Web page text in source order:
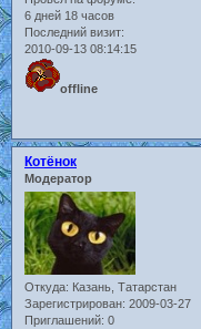
6 дней 18 часов
Последний визит:
2010-09-13 08:14:15
offline
Котёнок
Модератор
Откуда: Казань, Татарстан
Зарегистрирован: 2009-03-27
Приглашений: 0